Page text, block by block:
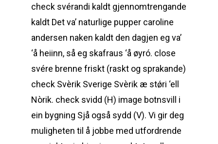
check svérandi kaldt gjennomtrengande
kaldt Det va’ naturlige pupper caroline
andersen naken kaldt den dagjen eg va’
‘å heiinn, så eg skafraus ‘å øyró. close
svére brenne friskt (raskt og sprakande)
check Svèrik Sverige Svèrik æ stǿri ‘ell
Nòrik. check svidd (H) image botnsvill i
ein bygning Sjå også sydd (V). Vi gir deg
muligheten til å jobbe med utfordrende